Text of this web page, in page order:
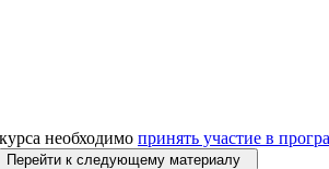
необходимо принять участие в
Перейти к следующему материалу